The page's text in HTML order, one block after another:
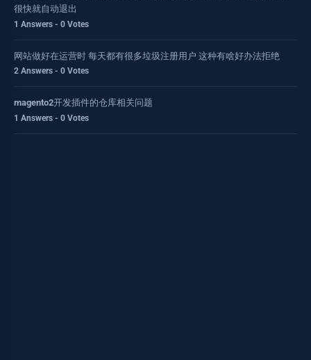
很快就自动退出
1 Answers - 0 Votes
网站做好在运营时 每天都有很多垃圾注册用户 这种有啥好办法拒绝
2 Answers - 0 Votes
magento2开发插件的仓库相关问题
1 Answers - 0 Votes